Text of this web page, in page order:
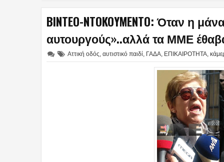
BINTEO-NTOKOYMENTO: Όταν η
αυτουργούς»..αλλά τα ΜΜΕ
Αττική οδός αυτιστικό παιδί ΓΑΔΑ ΕΠΙΚΑΙΡΟΤΗΤΑ